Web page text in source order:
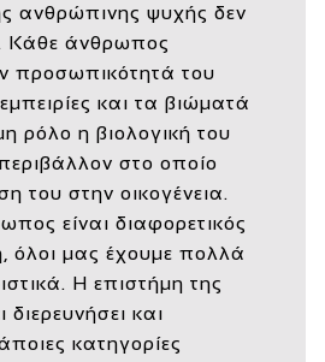
ανθρώπινης ψυχής δεν
Κάθε άνθρωπος
προσωπικότητά του
και τα βιώματά
ρόλο η βιολογική του
στο οποίο
του στην οικογένεια.
είναι διαφορετικός
όλοι μας έχουμε πολλά
Η επιστήμη της
διερευνήσει και
κατηγορίες